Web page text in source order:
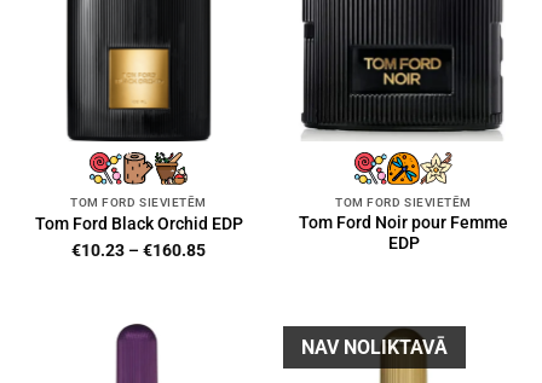
TOM FORD SIEVIETĒM
Tom Ford Black Orchid EDP
€10.23 – €160.85Price
TOM FORD SIEVIETĒM
Tom Ford Noir pour Femme
EDP
NAV NOLIKTAVĀ